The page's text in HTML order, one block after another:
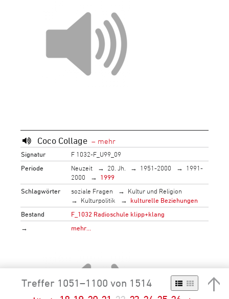
Coco Collage
Signatur
F 1032-F_U99_09
Periode
Neuzeit 20. Jh. 1951-2000
1991-
2000
1999
Schlagwörter
soziale Fragen
Kultur und Religion
Kulturpolitik
kulturelle Beziehungen
Bestand
F_1032 Radioschule klipp+klang
→
mehr…
Treffer 1051–1100 von 1514